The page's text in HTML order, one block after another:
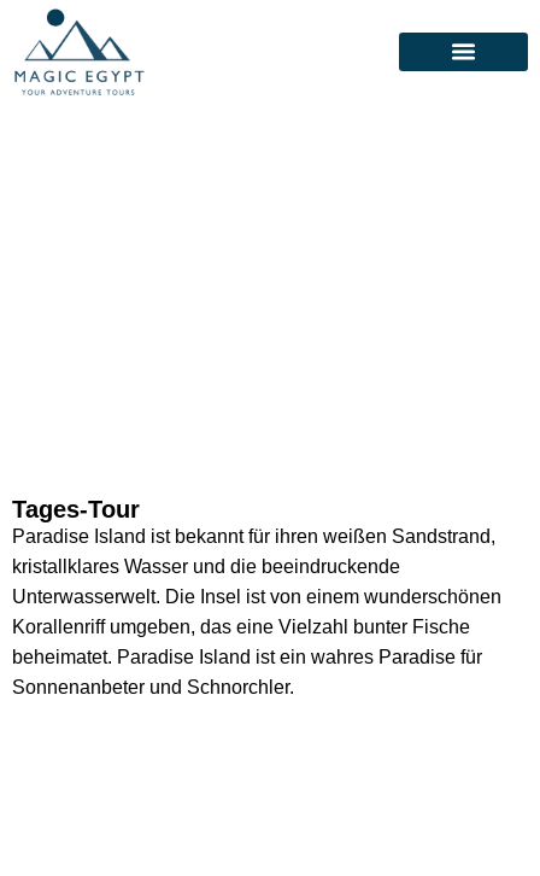
Tages-Tour
Paradise Island ist bekannt für ihren weißen Sandstrand,
kristallklares Wasser und die beeindruckende
Unterwasserwelt. Die Insel ist von einem wunderschönen
Korallenriff umgeben, das eine Vielzahl bunter Fische
beheimatet. Paradise Island ist ein wahres Paradise für
Sonnenanbeter und Schnorchler.